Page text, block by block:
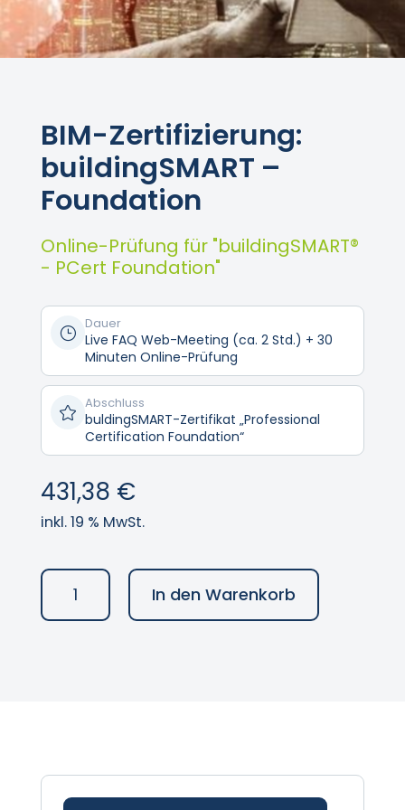
BIM-Zertifizierung:
buildingSMART –
Foundation
Online-Prüfung für "buildingSMART®
- PCert Foundation"
}
Dauer
Live FAQ Web-Meeting (ca. 2 Std.) + 30
Minuten Online-Prüfung

Abschluss
buldingSMART-Zertifikat „Professional
Certification Foundation“
431,38 €
inkl. 19 % MwSt.
BIM-
Zertifizierung:
In den Warenkorb